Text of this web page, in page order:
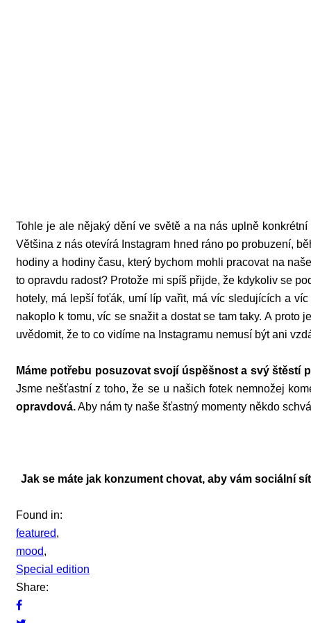
Tohle je ale nějaký dění ve světě a na nás uplně
Většina z nás otevírá Instagram hned ráno po probuzení,
hodiny a hodiny času, který bychom mohli pracovat na
to opravdu radost? Protože mi spíš přijde, že kdykoliv se
hotely, má lepší foťák, umí líp vařit, má víc sledujících a
nakoplo k tomu, víc se snažit a dostat se tam taky. A
uvědomit, že to co vidíme na Instagramu nemusí být ani
Máme potřebu posuzovat svojí úspěšnost a svý štěstí
Jsme nešťastní z toho, že se u našich fotek nemnožej
opravdová.Aby nám ty naše šťastný momenty někdo
Jak se máte jak konzument chovat, aby vám sociální
Found in:
featured,
mood,
Special edition
Share: